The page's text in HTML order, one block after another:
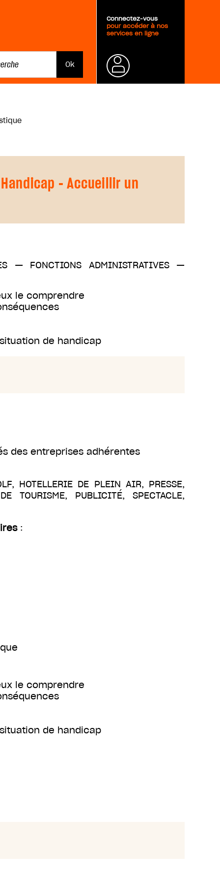
Connectez-vous
pour accéder à nos
services en ligne
- Accueillir un
— FONCTIONS ADMINISTRATIVES—
le comprendre
de handicap
des entreprises adhérentes
HOTELLERIE DE PLEIN AIR, PRESSE,
TOURISME, PUBLICITÉ, SPECTACLE,
:
le comprendre
de handicap